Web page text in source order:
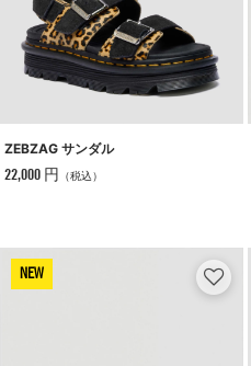
ZEBZAG サンダル
22,000 円 （税込）
NEW